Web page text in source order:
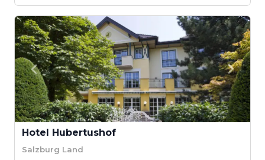
Hotel Hubertushof
Salzburg Land